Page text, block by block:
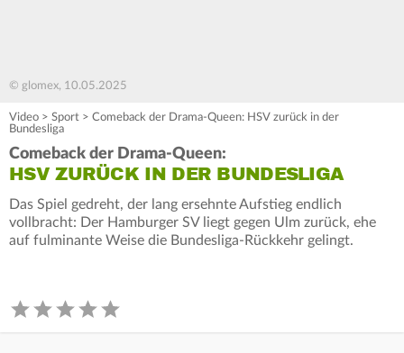
© glomex, 10.05.2025
Video > Sport > Comeback der Drama-Queen: HSV zurück in der
Bundesliga
Comeback der Drama-Queen:
HSV ZURÜCK IN DER BUNDESLIGA
Das Spiel gedreht, der lang ersehnte Aufstieg endlich
vollbracht: Der Hamburger SV liegt gegen Ulm zurück, ehe
auf fulminante Weise die Bundesliga-Rückkehr gelingt.